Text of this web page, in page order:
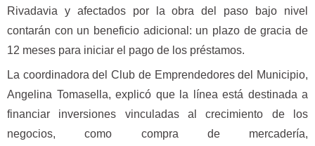
Rivadavia y afectados por la obra del paso bajo nivel
contarán con un beneficio adicional: un plazo de gracia de
12 meses para iniciar el pago de los préstamos.
La coordinadora del Club de Emprendedores del Municipio,
Angelina Tomasella, explicó que la línea está destinada a
financiar inversiones vinculadas al crecimiento de los
negocios, como compra de mercadería,